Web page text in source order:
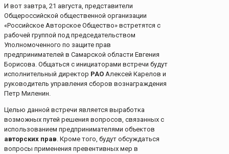
И вот завтра, 21 августа, представители
Общероссийской общественной организации
«Российское Авторское Общество» встретятся с
рабочей группой под председательством
Уполномоченного по защите прав
предпринимателей в Самарской области Евгения
Борисова. Общаться с инициаторами встречи будут
исполнительный директор РАО Алексей Карелов и
руководитель управления сборов вознаграждения
Петр Миленин.
Целью данной встречи является выработка
возможных путей решения вопросов, связанных с
использованием предпринимателями объектов
авторских прав. Кроме того, будут обсуждаться
вопросы применения превентивных мер в